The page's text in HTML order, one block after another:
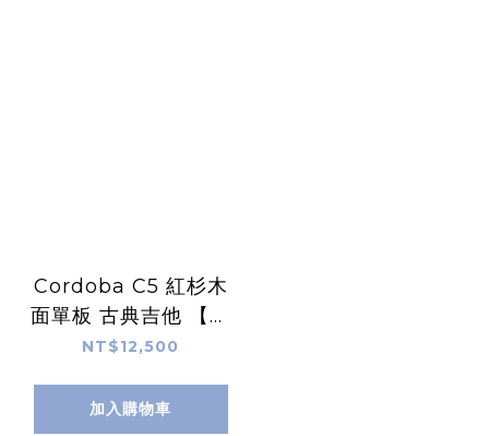
Cordoba C5 紅杉木
面單板 古典吉他 【附
琴袋】
NT$12,500
加入購物車